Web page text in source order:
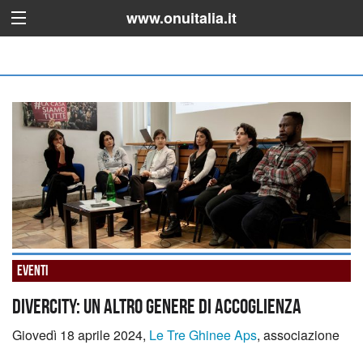
www.onuitalia.it
Eventi
DiverCity: Un Altro Genere di Accoglienza
Giovedì 18 aprile 2024, Le Tre Ghinee Aps, associazione